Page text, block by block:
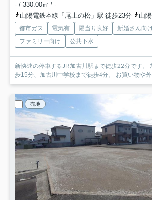
- / 330.00㎡ / -
山陽電鉄本線「尾上の松」駅 徒歩23分
山陽電
都市ガス 電気有 陽当り良好
新婚さん向け
ファミリー向け
公共下水
新快速の停車するJR加古川駅まで徒歩22分です。
歩15分、加古川中学校まで徒歩4分。 お買い物や外
売地